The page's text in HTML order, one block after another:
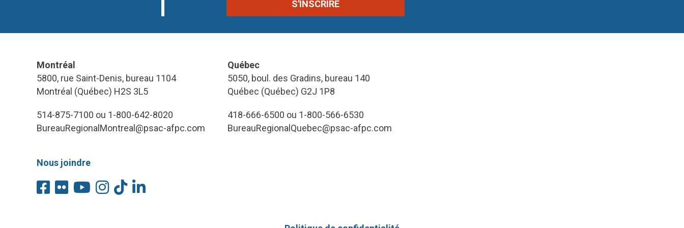
Montréal
5800, rue Saint-Denis, bureau 1104
Montréal (Québec) H2S 3L5
514-875-7100 ou 1-800-642-8020
BureauRegionalMontreal@psac-afpc.com
Québec
5050, boul. des Gradins, bureau 140
Québec (Québec) G2J 1P8
418-666-6500 ou 1-800-566-6530
BureauRegionalQuebec@psac-afpc.com
Nous joindre